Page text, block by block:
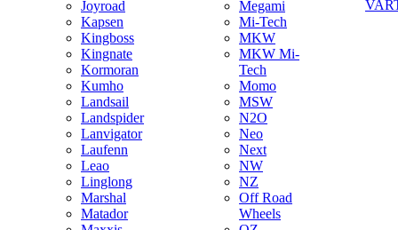
Joyroad
Kapsen
Kingboss
Kingnate
Kormoran
Kumho
Landsail
Landspider
Lanvigator
Laufenn
Leao
Linglong
Marshal
Matador
Megami
Mi-Tech
MKW
MKW Mi-
Tech
Momo
MSW
N2O
Neo
Next
NW
NZ
Off Road
Wheels